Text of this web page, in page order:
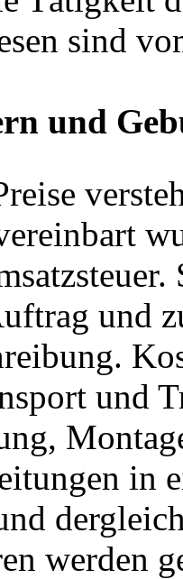
sind
und
und
und
in
werden